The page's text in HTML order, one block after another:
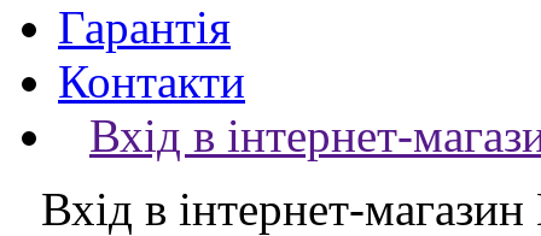
Гарантія
Контакти
Вхід в інтернет-
Вхід в інтернет-магазин